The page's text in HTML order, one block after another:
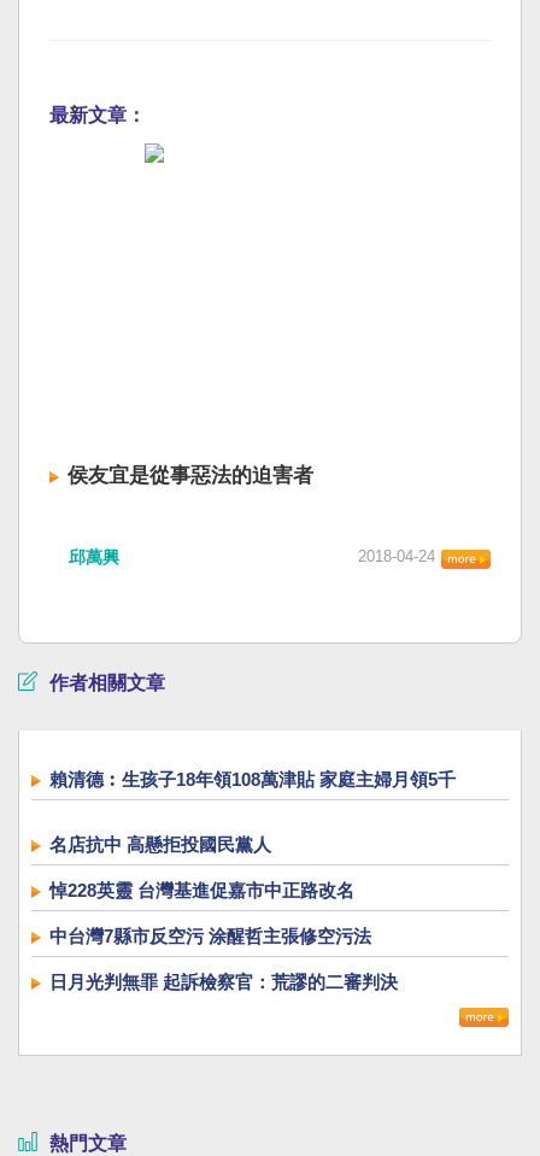
最新文章：
侯友宜是從事惡法的迫害者
邱萬興 2018-04-24
作者相關文章
賴清德︰生孩子18年領108萬津貼 家庭主婦月領5千
名店抗中 高懸拒投國民黨人
悼228英靈 台灣基進促嘉市中正路改名
中台灣7縣市反空污 涂醒哲主張修空污法
日月光判無罪 起訴檢察官：荒謬的二審判決
熱門文章